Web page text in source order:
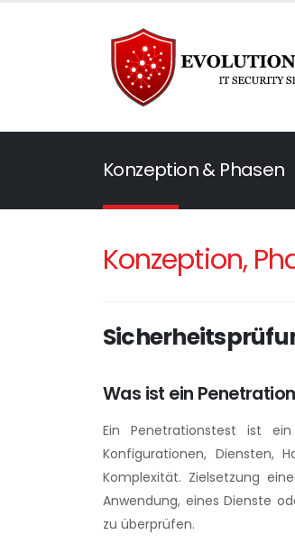
Konzeption & Phasen
Konzeption,
Was ist ein
Ein Penetrationstest ist
Konfigurationen, Diensten,
Komplexität. Zielsetzung
Anwendung, eines Dienste
zu überprüfen.